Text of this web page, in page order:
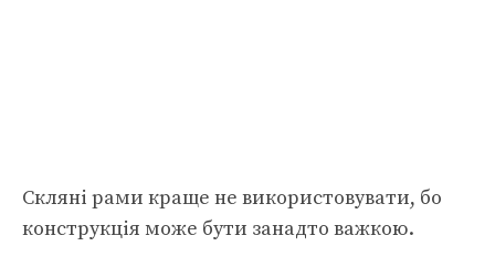
Скляні рами краще не використовувати, бо
конструкція може бути занадто важкою.